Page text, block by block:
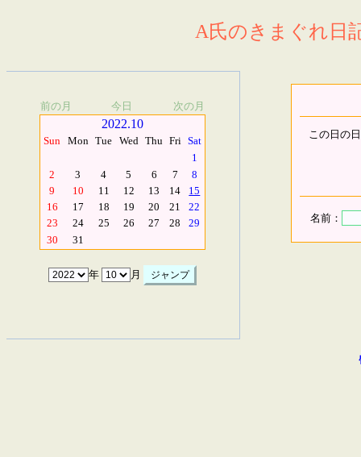
A氏のきまぐれ日
前の月 今日 次の月
2022.10
Sun Mon Tue Wed Thu Fri Sat
1
2
3 4 5 6 7
8
9
10 11 12 13 14
15
16
17 18 19 20 21
22
23
24 25 26 27 28
29
30
31
年 月
この日の
名前：